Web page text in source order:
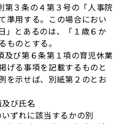
３条の４第３号の「人事院
準用する。この場合におい
」とあるのは、「１歳６か
ものとする。
び第６条第１項の育児休業
げる事項を記載するものと
を示せば、別紙第２のとお
び氏名
れに該当するかの別